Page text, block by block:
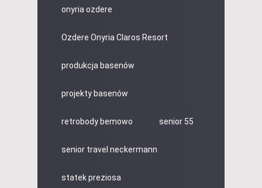
onyria ozdere
Ozdere Onyria Claros Resort
produkcja basenów
projekty basenów
retrobody bemowo senior 55
senior travel neckermann
statek preziosa